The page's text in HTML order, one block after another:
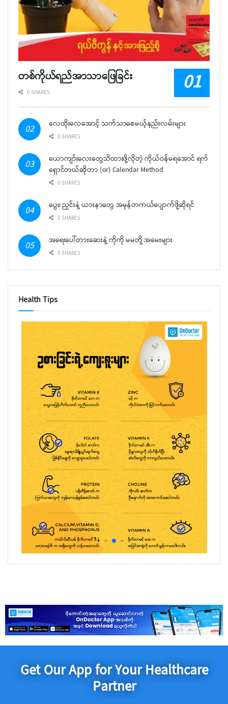
တစ်ကိုယ်ရည်အာသာဖြေခြင်း
0 SHARES
လေထိုးလေအောင့် သက်သာစေမယ့်နည်းလမ်းများ
0 SHARES
ယောကျာ်းလေးတွေသိထားဖို့လိုတဲ့ ကိုယ်ဝန်မရအောင် ရက်
ရှောင်တယ်ဆိုတာ (or) Calendar Method
0 SHARES
ပွေး၊ ညှင်းနဲ့ ယားနာတွေ အမှန်တကယ်ပျောက်ဖို့ဆိုရင်
0 SHARES
အရေးပေါ်တားဆေးနဲ့ ကိုကို မမတို့ အမေးများ
0 SHARES
Health Tips
Get Our App for Your Healthcare
Partner